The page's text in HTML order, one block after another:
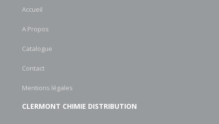
Accueil
A Propos
Catalogue
Contact
Mentions légales
CLERMONT CHIMIE DISTRIBUTION